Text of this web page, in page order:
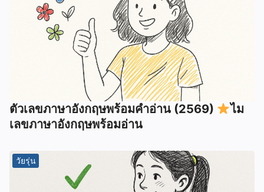
ตัวเลขภาษาอังกฤษพร้อมคำอ่าน (2569)
ไม
เลขภาษาอังกฤษพร้อมอ่าน
วัยรุ่น